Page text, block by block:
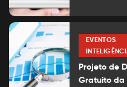
EVENTOS
Projeto de
Gratuito da